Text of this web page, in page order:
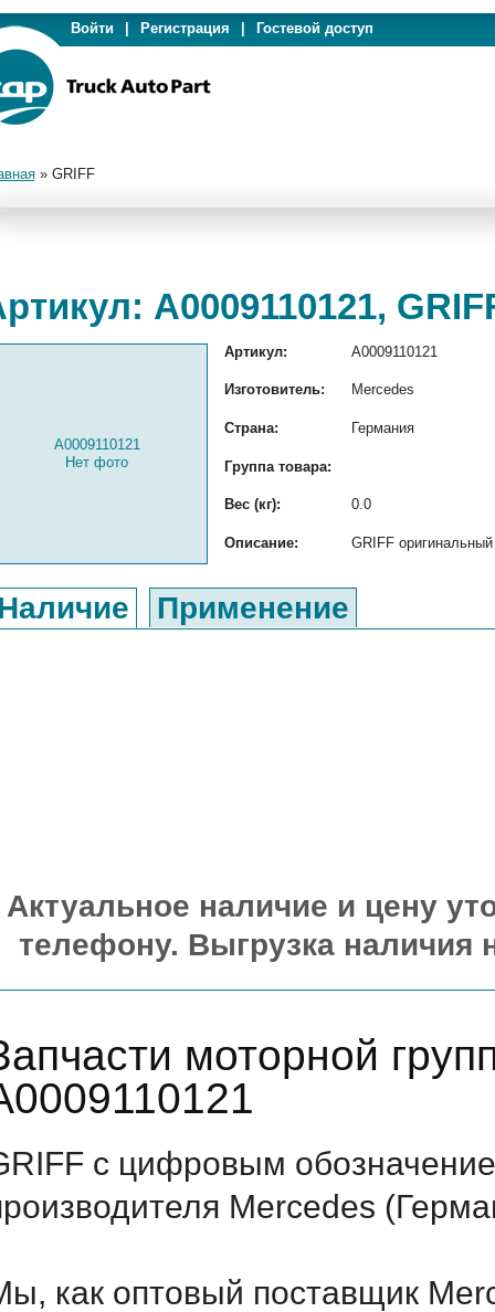
Войти Регистрация Гостевой доступ
» GRIFF
A0009110121,
A0009110121
Нет фото
Артикул: A0009110121
Изготовитель: Mercedes
Страна: Германия
Группа товара:
Вес (кг): 0.0
Описание: GRIFF
Применение
Актуальное наличие и цену
телефону. Выгрузка наличия
моторной
с цифровым
Mercedes
как оптовый поставщик